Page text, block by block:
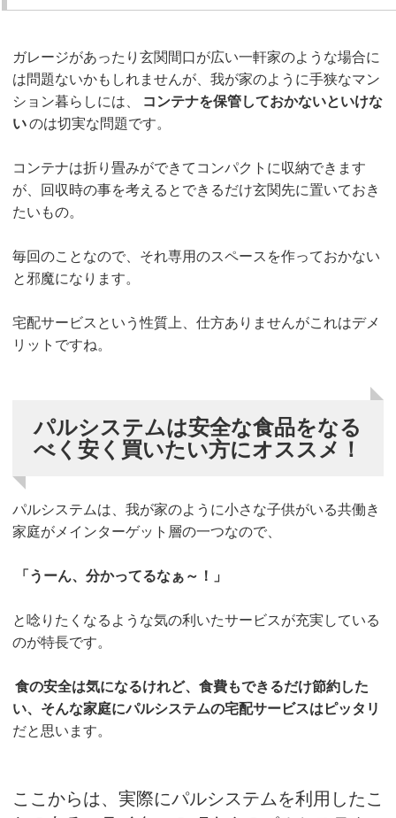
ガレージがあったり玄関間口が広い一軒家のような場合に
は問題ないかもしれませんが、我が家のように手狭なマン
ション暮らしには、
コンテナを保管しておかないといけな
いのは切実な問題です。
コンテナは折り畳みができてコンパクトに収納できます
が、回収時の事を考えるとできるだけ玄関先に置いておき
たいもの。
毎回のことなので、それ専用のスペースを作っておかない
と邪魔になります。
宅配サービスという性質上、仕方ありませんがこれはデメ
リットですね。
パルシステムは安全な食品をなる
べく安く買いたい方にオススメ！
パルシステムは、我が家のように小さな子供がいる共働き
家庭がメインターゲット層の一つなので、
「うーん、分かってるなぁ～！」
と唸りたくなるような気の利いたサービスが充実している
のが特長です。
食の安全は気になるけれど、食費もできるだけ節約した
い、そんな家庭にパルシステムの宅配サービスはピッタリ
だと思います。
ここからは、実際にパルシステムを利用したこ